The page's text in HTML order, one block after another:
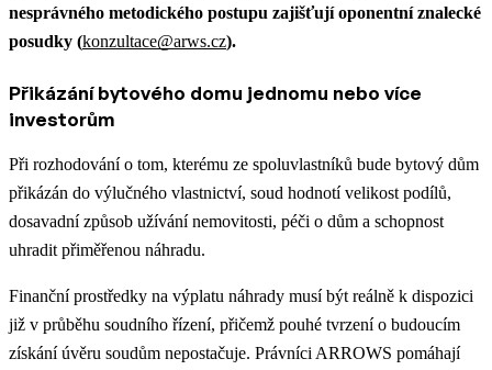
nesprávného metodického postupu zajišťují oponentní znalecké
posudky (konzultace@arws.cz).
Přikázání bytového domu jednomu nebo více
investorům
Při rozhodování o tom, kterému ze spoluvlastníků bude bytový dům
přikázán do výlučného vlastnictví, soud hodnotí velikost podílů,
dosavadní způsob užívání nemovitosti, péči o dům a schopnost
uhradit přiměřenou náhradu.
Finanční prostředky na výplatu náhrady musí být reálně k dispozici
již v průběhu soudního řízení, přičemž pouhé tvrzení o budoucím
získání úvěru soudům nepostačuje. Právníci ARROWS pomáhají